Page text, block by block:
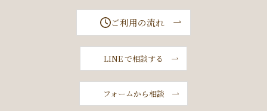
ご利用の流れ
LINE で相談する
フォームから相談